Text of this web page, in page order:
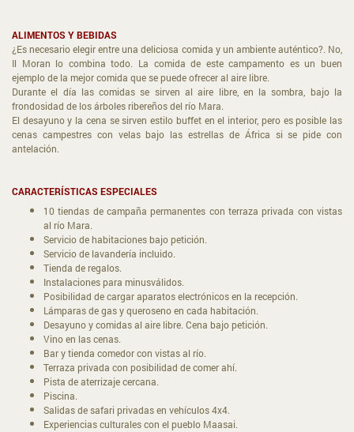
ALIMENTOS Y BEBIDAS
¿Es necesario elegir entre una deliciosa comida y un ambiente auténtico?. No,
Il Moran lo combina todo. La comida de este campamento es un buen
ejemplo de la mejor comida que se puede ofrecer al aire libre.
Durante el día las comidas se sirven al aire libre, en la sombra, bajo la
frondosidad de los árboles ribereños del río Mara.
El desayuno y la cena se sirven estilo buffet en el interior, pero es posible las
cenas campestres con velas bajo las estrellas de África si se pide con
antelación.
CARACTERÍSTICAS ESPECIALES
10 tiendas de campaña permanentes con terraza privada con vistas
al río Mara.
Servicio de habitaciones bajo petición.
Servicio de lavandería incluido.
Tienda de regalos.
Instalaciones para minusválidos.
Posibilidad de cargar aparatos electrónicos en la recepción.
Lámparas de gas y queroseno en cada habitación.
Desayuno y comidas al aire libre. Cena bajo petición.
Vino en las cenas.
Bar y tienda comedor con vistas al río.
Terraza privada con posibilidad de comer ahí.
Pista de aterrizaje cercana.
Piscina.
Salidas de safari privadas en vehículos 4x4.
Experiencias culturales con el pueblo Maasai.